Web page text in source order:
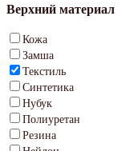
Верхний материал
Кожа
Замша
Текстиль
Синтетика
Нубук
Полиуретан
Резина